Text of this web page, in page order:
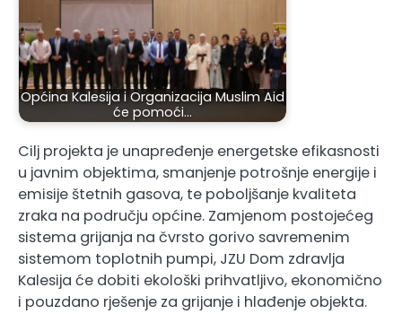
Općina Kalesija i Organizacija Muslim Aid
će pomoći…
Cilj projekta je unapređenje energetske efikasnosti
u javnim objektima, smanjenje potrošnje energije i
emisije štetnih gasova, te poboljšanje kvaliteta
zraka na području općine. Zamjenom postojećeg
sistema grijanja na čvrsto gorivo savremenim
sistemom toplotnih pumpi, JZU Dom zdravlja
Kalesija će dobiti ekološki prihvatljivo, ekonomično
i pouzdano rješenje za grijanje i hlađenje objekta.